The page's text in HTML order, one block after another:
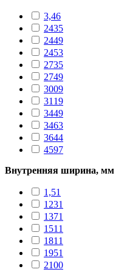
3,46
2435
2449
2453
2735
2749
3009
3119
3449
3463
3644
4597
Внутренняя ширина, мм
1,51
1231
1371
1511
1811
1951
2100